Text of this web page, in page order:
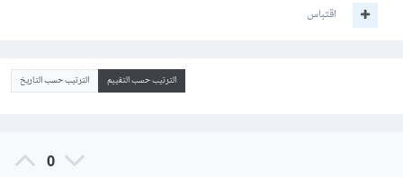
اقتباس
الترتيب حسب التقييم الترتيب حسب التاريخ
0